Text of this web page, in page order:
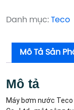
200-
30HP
200-
30HP
Danh mục: Teco
Mô Tả Sản
Mô tả
Máy bơm nước